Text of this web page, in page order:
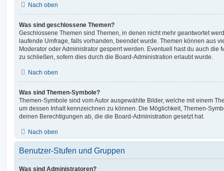
Nach oben
Was sind geschlossene Themen?
Geschlossene Themen sind Themen, in denen nicht mehr geantwortet
laufende Umfrage, falls vorhanden, beendet wurde. Themen können aus
Moderator oder Administrator gesperrt werden. Eventuell hast du auch die
zu schließen, sofern dies durch die Board-Administration erlaubt wurde.
Nach oben
Was sind Themen-Symbole?
Themen-Symbole sind vom Autor ausgewählte Bilder, welche mit einem
um dessen Inhalt kennzeichnen zu können. Die Möglichkeit, Themen-
deinen Berechtigungen ab, die die Board-Administration gesetzt hat.
Nach oben
Benutzer-Stufen und Gruppen
Was sind Administratoren?